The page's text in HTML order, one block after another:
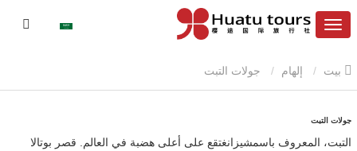
إلهام
جولات التبت
التبت، المعروف باسمشيزانغتقع على أعلى هضبة في العالم. قصر بوتالا